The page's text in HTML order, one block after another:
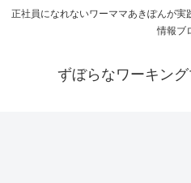
正社員になれないワーママあきぽんが
情報ブ
ずぼらなワーキン